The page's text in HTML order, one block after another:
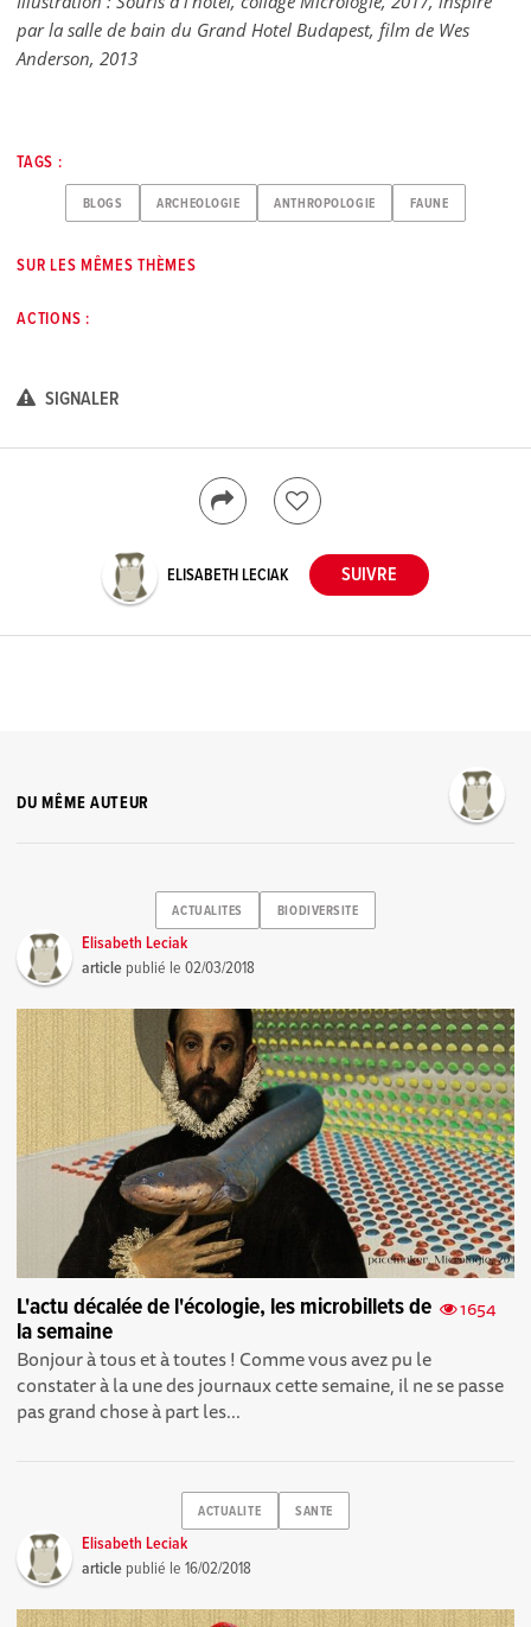
par la salle de bain du Grand Hotel Budapest, film de Wes
Anderson, 2013
TAGS :
BLOGS ARCHEOLOGIE ANTHROPOLOGIE FAUNE
SUR LES MÊMES THÈMES
ACTIONS :
SIGNALER
ELISABETH LECIAK
DU MÊME AUTEUR
ACTUALITES BIODIVERSITE
Elisabeth Leciak
article publié le02/03/2018
1654
L'actu décalée de l'écologie, les microbillets de
la semaine
Bonjour à tous et à toutes ! Comme vous avez pu le
constater à la une des journaux cette semaine, il ne se passe
pas grand chose à part les...
ACTUALITE SANTE
Elisabeth Leciak
article publié le16/02/2018